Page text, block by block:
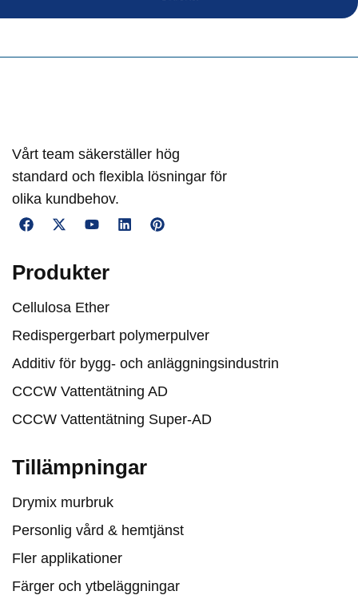
Vårt team säkerställer hög
standard och flexibla lösningar för
olika kundbehov.
Produkter
Cellulosa Ether
Redispergerbart polymerpulver
Additiv för bygg- och anläggningsindustrin
CCCW Vattentätning AD
CCCW Vattentätning Super-AD
Tillämpningar
Drymix murbruk
Personlig vård & hemtjänst
Fler applikationer
Färger och ytbeläggningar